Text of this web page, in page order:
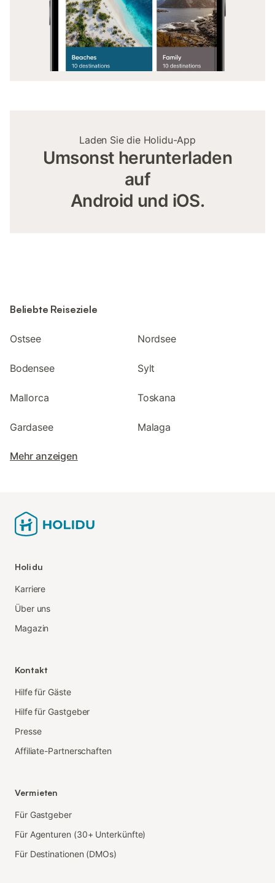
Laden Sie die Holidu-App
Umsonst herunterladen
auf
Android und iOS.
Beliebte Reiseziele
Ostsee Nordsee
Bodensee Sylt
Mallorca Toskana
Gardasee Malaga
Mehr anzeigen
Holidu
Karriere
Über uns
Magazin
Kontakt
Hilfe für Gäste
Hilfe für Gastgeber
Presse
Affiliate-Partnerschaften
Vermieten
Für Gastgeber
Für Agenturen (30+ Unterkünfte)
Für Destinationen (DMOs)